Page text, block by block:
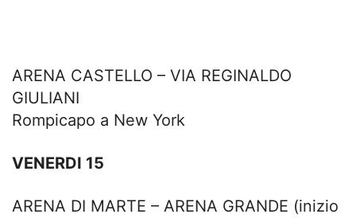
ARENA CASTELLO – VIA REGINALDO
GIULIANI
Rompicapo a New York
VENERDI 15
ARENA DI MARTE – ARENA GRANDE (inizio